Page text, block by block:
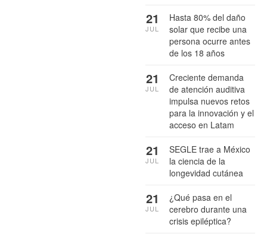
Hasta 80% del daño
solar que recibe una
persona ocurre antes
de los 18 años
21
JUL
Creciente demanda
de atención auditiva
impulsa nuevos retos
para la innovación y el
acceso en Latam
21
JUL
SEGLE trae a México
la ciencia de la
longevidad cutánea
21
JUL
¿Qué pasa en el
cerebro durante una
crisis epiléptica?
21
JUL